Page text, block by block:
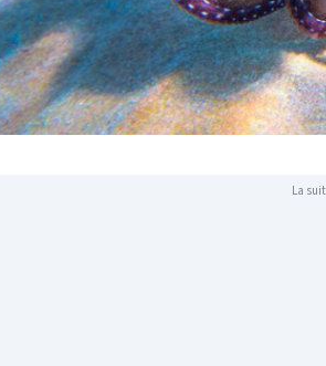
La